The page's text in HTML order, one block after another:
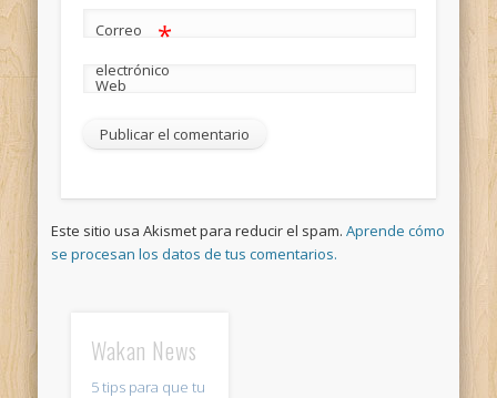
Correo
electrónico
*
Web
Este sitio usa Akismet para reducir el spam.Aprende cómo
se procesan los datos de tus comentarios.
Wakan News
5 tips para que tu